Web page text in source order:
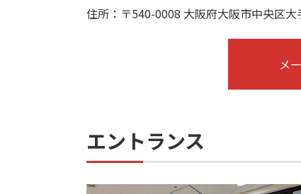
住所：〒540-0008 大阪府大阪市中央区
メ
エントランス